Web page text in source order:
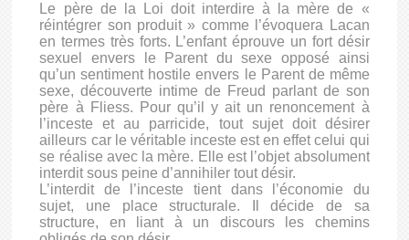
Le père de la Loi doit interdire à la mère de «
réintégrer son produit » comme l’évoquera Lacan
en termes très forts. L’enfant éprouve un fort désir
sexuel envers le Parent du sexe opposé ainsi
qu’un sentiment hostile envers le Parent de même
sexe, découverte intime de Freud parlant de son
père à Fliess. Pour qu’il y ait un renoncement à
l’inceste et au parricide, tout sujet doit désirer
ailleurs car le véritable inceste est en effet celui qui
se réalise avec la mère. Elle est l’objet absolument
interdit sous peine d’annihiler tout désir.
L’interdit de l’inceste tient dans l’économie du
sujet, une place structurale. Il décide de sa
structure, en liant à un discours les chemins